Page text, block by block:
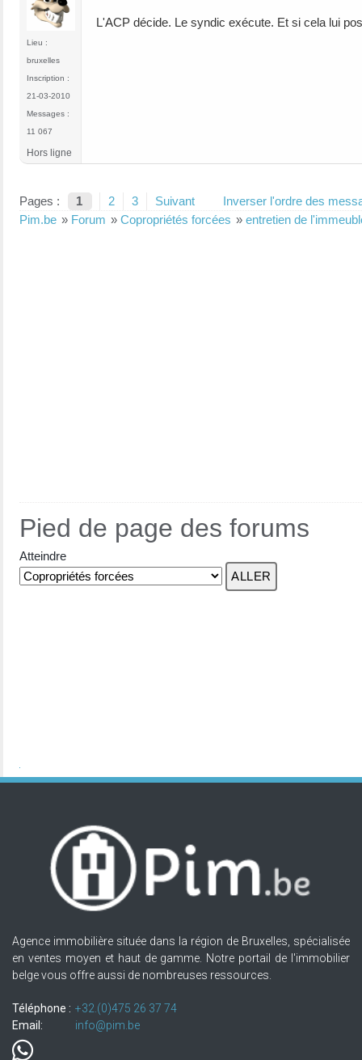
Lieu :
bruxelles
Inscription :
21-03-2010
Messages :
11 067
L'ACP décide. Le syndic exécute. Et si cela lui
Hors ligne
Pages : 1 2 3 Suivant
Inverser l'ordre des
Pim.be » Forum » Copropriétés forcées » entretien de
Pied de page des forums
Atteindre
Agence immobilière située dans la région de Bruxelles, spécialisée
en ventes moyen et haut de gamme. Notre portail de l'immobilier
belge vous offre aussi de nombreuses ressources.
Téléphone : +32.(0)475 26 37 74
Email:
info@pim.be